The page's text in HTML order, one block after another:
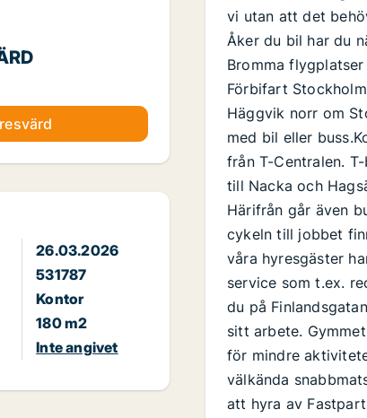
26.03.2026
531787
Kontor
180 m2
Inte angivet
vi utan att det
Åker du bil har du
Bromma
Förbifart
Häggvik norr om
med bil eller
från T-Centralen.
till Nacka och
Härifrån går även
cykeln till jobbet
våra hyresgäster
service som t.ex.
du på
sitt arbete.
för mindre
välkända
att hyra av